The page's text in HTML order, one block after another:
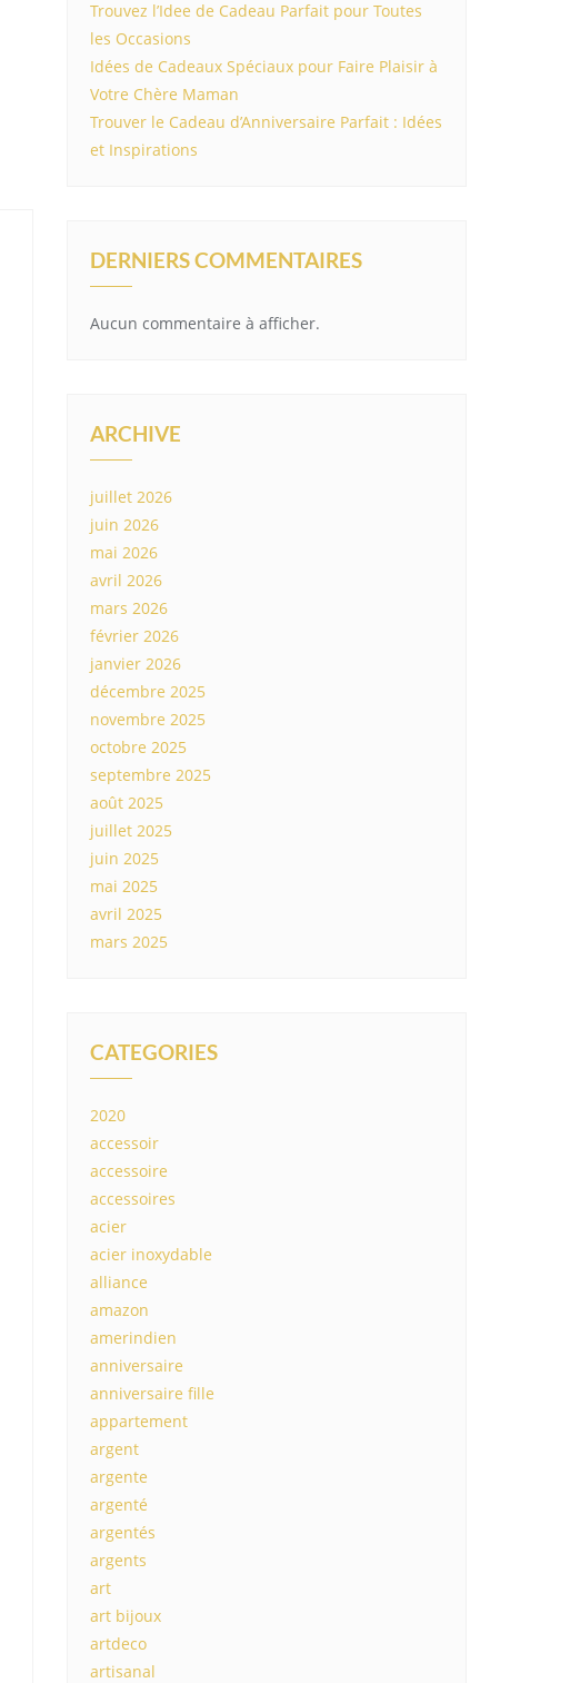
Trouvez l’Idee de Cadeau Parfait pour Toutes
les Occasions
Idées de Cadeaux Spéciaux pour Faire Plaisir à
Votre Chère Maman
Trouver le Cadeau d’Anniversaire Parfait : Idées
et Inspirations
DERNIERS COMMENTAIRES
Aucun commentaire à afficher.
ARCHIVE
juillet 2026
juin 2026
mai 2026
avril 2026
mars 2026
février 2026
janvier 2026
décembre 2025
novembre 2025
octobre 2025
septembre 2025
août 2025
juillet 2025
juin 2025
mai 2025
avril 2025
mars 2025
CATEGORIES
2020
accessoir
accessoire
accessoires
acier
acier inoxydable
alliance
amazon
amerindien
anniversaire
anniversaire fille
appartement
argent
argente
argenté
argentés
argents
art
art bijoux
artdeco
artisanal